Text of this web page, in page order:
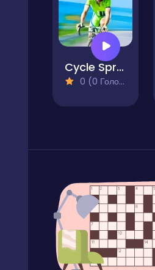
Cycle Sprint
0 (0 Голосів)